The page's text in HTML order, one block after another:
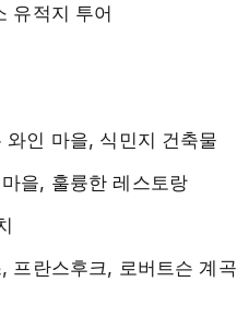
유적지 투어
와인 마을, 식민지 건축물
을, 훌륭한 레스토랑
프란스후크, 로버트슨 계곡